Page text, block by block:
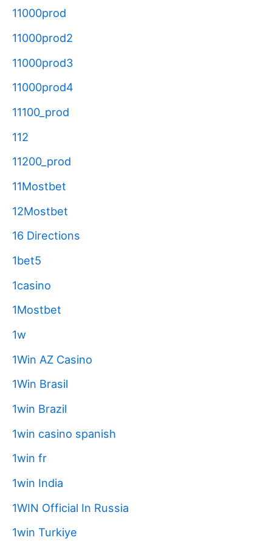
11000prod
11000prod2
11000prod3
11000prod4
11100_prod
112
11200_prod
11Mostbet
12Mostbet
16 Directions
1bet5
1casino
1Mostbet
1w
1Win AZ Casino
1Win Brasil
1win Brazil
1win casino spanish
1win fr
1win India
1WIN Official In Russia
1win Turkiye